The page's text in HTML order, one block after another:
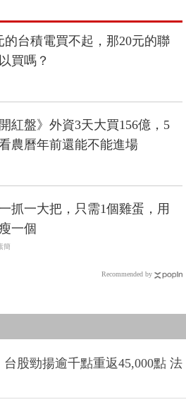
的台積電買不起，那20元的聯
買嗎？
紅盤》外資3天大買156億，5
農曆年前還能不能進場
抓一大把，只需1個雞蛋，用
一個
簡
Recommended by
股勁揚逾千點重返45,000點 法